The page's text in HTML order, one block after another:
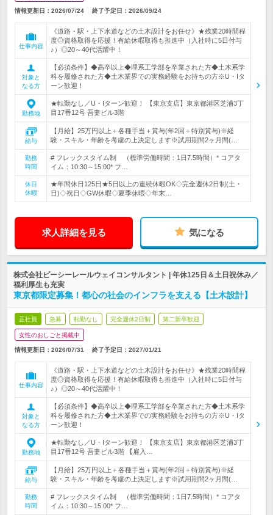
情報更新日：2026/07/24 終了予定日： 2026/09/24
仕事内容
《道路・駅・上下水道などの土木設計をお任せ》★残業20時間程
度◎資格取得を応援！有給休暇取得も推進中（入社時に5日付与
♪）◎20～40代活躍中！
対象と
なる方
【必須条件】◆高卒以上◆理系工学部を卒業された方◆土木系学
科を履修された方◆土木業界での実務経験をお持ちの方※U・Iタ
ーン歓迎！
勤務地
★転勤なし／U・Iターン歓迎！ 【東京支店】東京都港区芝浦3丁
目17番12号 吾妻ビル3階
給与
【月給】25万円以上＋各種手当＋賞与(年2回＋特別賞与)※経
験・スキル・年齢を考慮の上決定します※試用期間2ヶ月間(…
勤務
時間
# フレックスタイム制 （標準労働時間：1日7.5時間）* コアタ
イム：10:30～15:00* フ…
休日
休暇
★年間休日125日★5日以上の連続休暇OK◇完全週休2日制(土・
日)◇祝日◇GW休暇◇夏季休暇◇年末…
求人詳細を見る 気になる
株式会社ピーシーレールウェイコンサルタント | 年休125日＆土日祝休み／
福利厚生も充実
東京都限定募集！都心の社会のインフラを支える【土木設計】
正社員 急募 転勤なし 完全週休2日制 第二新卒歓迎
女性のおしごと掲載中
情報更新日：2026/07/31 終了予定日： 2027/01/21
仕事内容
《道路・駅・上下水道などの土木設計をお任せ》★残業20時間程
度◎資格取得を応援！有給休暇取得も推進中（入社時に5日付与
♪）◎20～40代活躍中！
対象と
なる方
【必須条件】◆高卒以上◆理系工学部を卒業された方◆土木系学
科を履修された方◆土木業界での実務経験をお持ちの方※U・Iタ
ーン歓迎！
勤務地
★転勤なし／U・Iターン歓迎！ 【東京支店】東京都港区芝浦3丁
目17番12号 吾妻ビル3階 【雇入…
給与
【月給】25万円以上＋各種手当＋賞与(年2回＋特別賞与)※経
験・スキル・年齢を考慮の上決定します※試用期間2ヶ月間(…
勤務
時間
# フレックスタイム制 （標準労働時間：1日7.5時間）* コアタ
イム：10:30～15:00* フ…